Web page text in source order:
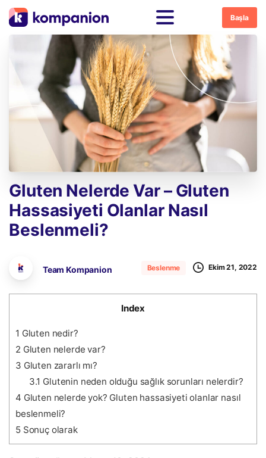
Başla
Gluten Nelerde Var– Gluten
Hassasiyeti Olanlar Nasıl
Beslenmeli?
Team Kompanion Beslenme Ekim 21, 2022
Index
1 Gluten nedir?
2 Gluten nelerde var?
3 Gluten zararlı mı?
3.1 Glutenin neden olduğu sağlık sorunları nelerdir?
4 Gluten nelerde yok? Gluten hassasiyeti olanlar nasıl
beslenmeli?
5Sonuç olarak